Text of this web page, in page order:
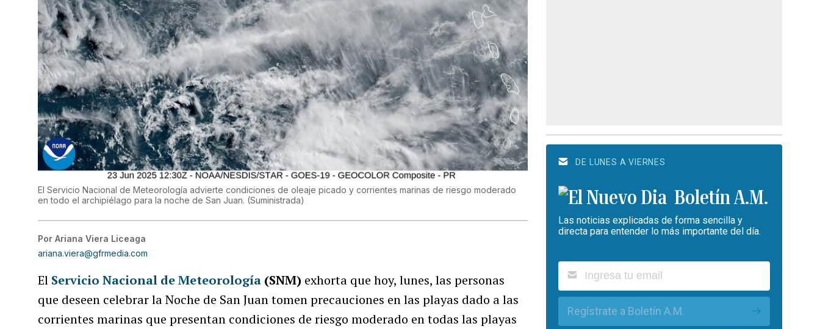
El Servicio Nacional de Meteorología advierte condiciones de oleaje picado y corrientes marinas de riesgo moderado
en todo el archipiélago para la noche de San Juan. (Suministrada)
Por Ariana Viera Liceaga
ariana.viera@gfrmedia.com
El Servicio Nacional de Meteorología (SNM) exhorta que hoy, lunes, las personas
que deseen celebrar la Noche de San Juan tomen precauciones en las playas dado a las
corrientes marinas que presentan condiciones de riesgo moderado en todas las playas
DE LUNES A VIERNES
Boletín A.M.
Las noticias explicadas de forma sencilla y
directa para entender lo más importante del día.
Regístrate a Boletín A.M.